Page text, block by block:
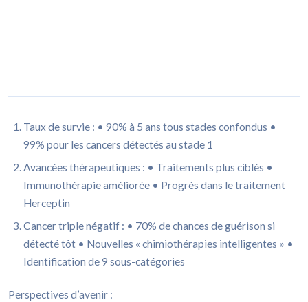
Taux de survie : • 90% à 5 ans tous stades confondus •
99% pour les cancers détectés au stade 1
Avancées thérapeutiques : • Traitements plus ciblés •
Immunothérapie améliorée • Progrès dans le traitement
Herceptin
Cancer triple négatif : • 70% de chances de guérison si
détecté tôt • Nouvelles « chimiothérapies intelligentes » •
Identification de 9 sous-catégories
Perspectives d’avenir :